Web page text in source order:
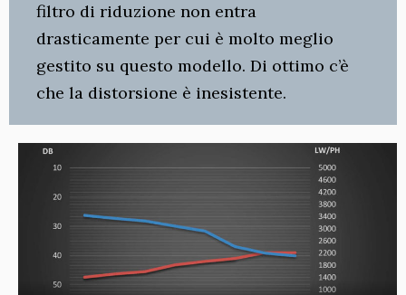
filtro di riduzione non entra
drasticamente per cui è molto meglio
gestito su questo modello. Di ottimo c’è
che la distorsione è inesistente.